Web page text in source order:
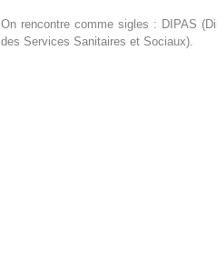
On rencontre comme sigles : DIPAS
des Services Sanitaires et Sociaux).